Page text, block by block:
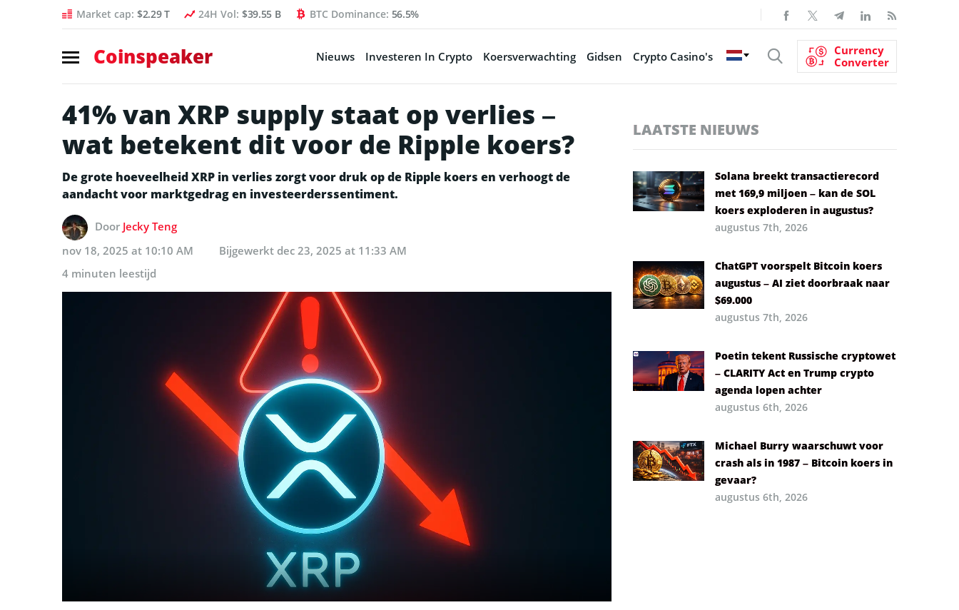
Market cap: $2.29 T 24H Vol: $39.55 B BTC Dominance: 56.5%
Coinspeaker Nieuws Investeren In Crypto Koersverwachting Gidsen Crypto Casino's
Currency
Converter
41% van XRP supply staat op verlies –
wat betekent dit voor de Ripple koers?
De grote hoeveelheid XRP in verlies zorgt voor druk op de Ripple koers en verhoogt de
aandacht voor marktgedrag en investeerderssentiment.
Door Jecky Teng
nov 18, 2025 at 10:10 AM
Bijgewerkt dec 23, 2025 at 11:33 AM
4 minuten leestijd
LAATSTE NIEUWS
Solana breekt transactierecord
met 169,9 miljoen – kan de SOL
koers exploderen in augustus?
augustus 7th, 2026
ChatGPT voorspelt Bitcoin koers
augustus – AI ziet doorbraak naar
$69.000
augustus 7th, 2026
Poetin tekent Russische cryptowet
– CLARITY Act en Trump crypto
agenda lopen achter
augustus 6th, 2026
Michael Burry waarschuwt voor
crash als in 1987 – Bitcoin koers in
gevaar?
augustus 6th, 2026